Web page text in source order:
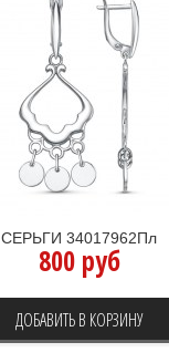
СЕРЬГИ 34017962Пл
800 руб
ДОБАВИТЬ В КОРЗИНУ